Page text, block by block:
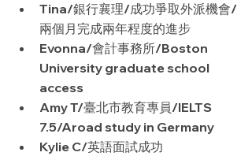
Tina/銀行襄理/成功爭取外派機會/
兩個月完成兩年程度的進步
Evonna/會計事務所/Boston
University graduate school
access
Amy T/臺北市教育專員/IELTS
7.5/Aroad study in Germany
Kylie C/英語面試成功